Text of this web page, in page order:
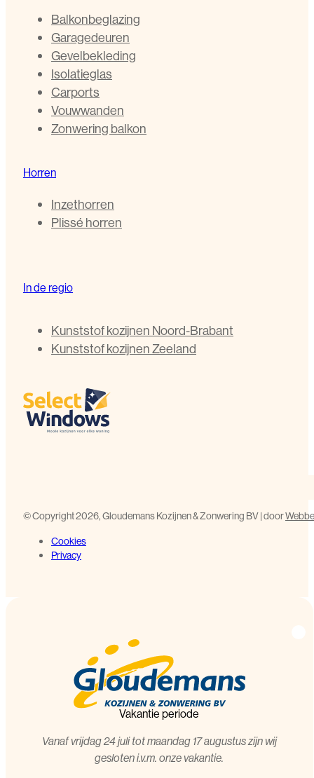
Balkonbeglazing
Garagedeuren
Gevelbekleding
Isolatieglas
Carports
Vouwwanden
Zonwering balkon
Horren
Inzethorren
Plissé horren
In de regio
Kunststof kozijnen Noord-Brabant
Kunststof kozijnen Zeeland
©️ Copyright 2026, Gloudemans Kozijnen & Zonwering BV | door
Cookies
Privacy
Vakantie periode
Vanaf vrijdag 24 juli tot maandag 17 augustus zijn wij
gesloten i.v.m. onze vakantie.